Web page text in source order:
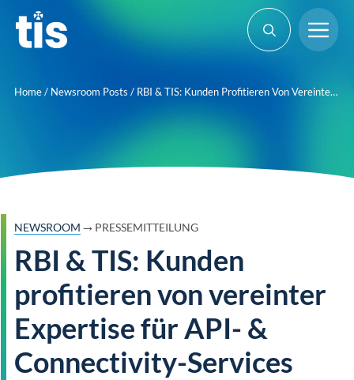
Home/ Newsroom Posts / RBI & TIS: Kunden Profitieren Von Vereinter Expertise Für API- & Connectivity-Services
NEWSROOM → PRESSEMITTEILUNG
RBI & TIS: Kunden
profitieren von vereinter
Expertise für API- &
Connectivity-Services